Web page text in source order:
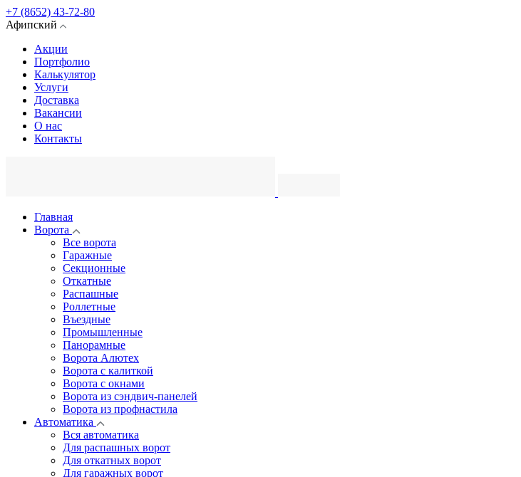
+7 (8652) 43-72-80
Афипский
Акции
Портфолио
Калькулятор
Услуги
Доставка
Вакансии
О нас
Контакты
Главная
Ворота
Все ворота
Гаражные
Секционные
Откатные
Распашные
Роллетные
Въездные
Промышленные
Панорамные
Ворота Алютех
Ворота с калиткой
Ворота c окнами
Ворота из сэндвич-панелей
Ворота из профнастила
Автоматика
Вся автоматика
Для распашных ворот
Для откатных ворот
Для гаражных ворот